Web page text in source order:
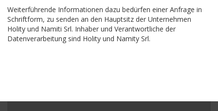
Weiterführende Informationen dazu bedürfen einer Anfrage in
Schriftform, zu senden an den Hauptsitz der Unternehmen
Holity und Namiti Srl. Inhaber und Verantwortliche der
Datenverarbeitung sind Holity und Namity Srl.